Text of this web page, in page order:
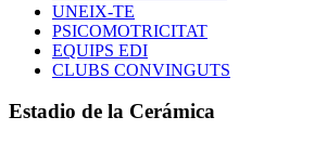
UNEIX-TE
PSICOMOTRICITAT
EQUIPS EDI
CLUBS CONVINGUTS
Estadio de la Cerámica